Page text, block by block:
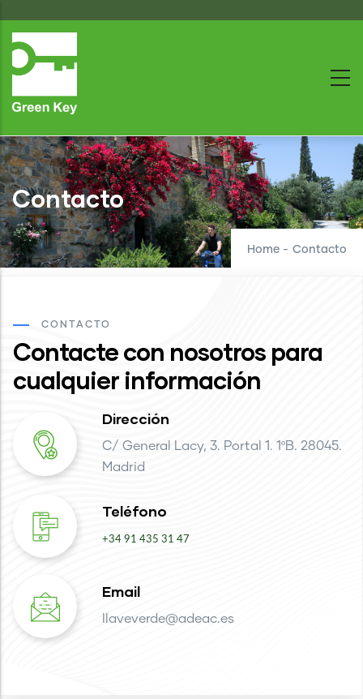
to
main
Contacto
Home - Contacto
CONTACTO
Contacte con nosotros para
cualquier información
Dirección
C/ General Lacy, 3. Portal 1. 1ºB. 28045.
Madrid
Teléfono
+34 91 435 31 47
Email
llaveverde@adeac.es